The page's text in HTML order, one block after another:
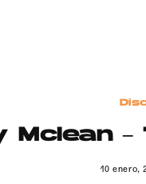
–
10 enero,